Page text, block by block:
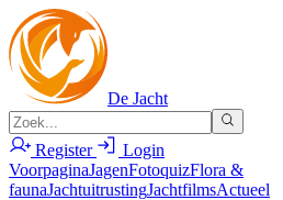
De Jacht
Register
Login
VoorpaginaJagenFotoquizFlora &
faunaJachtuitrustingJachtfilmsActueel